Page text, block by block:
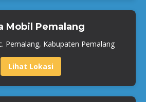
Mobil Pemalang
Pemalang, Kabupaten Pemalang
Lihat Lokasi